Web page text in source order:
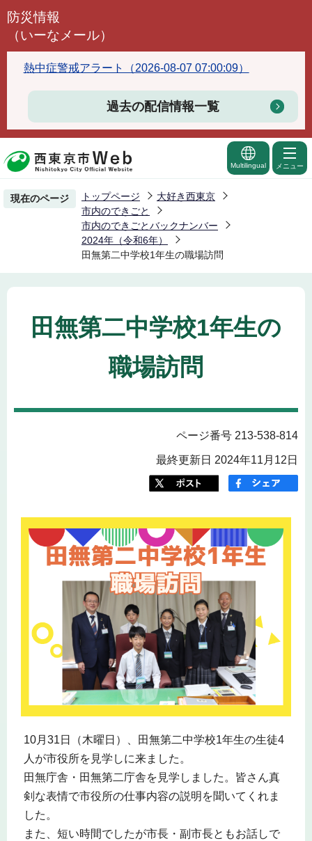
こ
頭
で
防災情報
（いーなメール）
熱中症警戒アラート（2026-08-07 07:00:09）
過去の配信情報一覧
Multilingual メニュー
現在のページ トップページ
大好き西東京
市内のできごと
市内のできごとバックナンバー
2024年（令和6年）
田無第二中学校1年生の職場訪問
田無第二中学校1年生の
職場訪問
ページ番号 213-538-814
最終更新日 2024年11月12日
10月31日（木曜日）、田無第二中学校1年生の生徒4
人が市役所を見学しに来ました。
田無庁舎・田無第二庁舎を見学しました。皆さん真
剣な表情で市役所の仕事内容の説明を聞いてくれま
した。
また、短い時間でしたが市長・副市長ともお話しで